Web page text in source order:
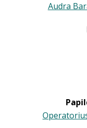
Audra